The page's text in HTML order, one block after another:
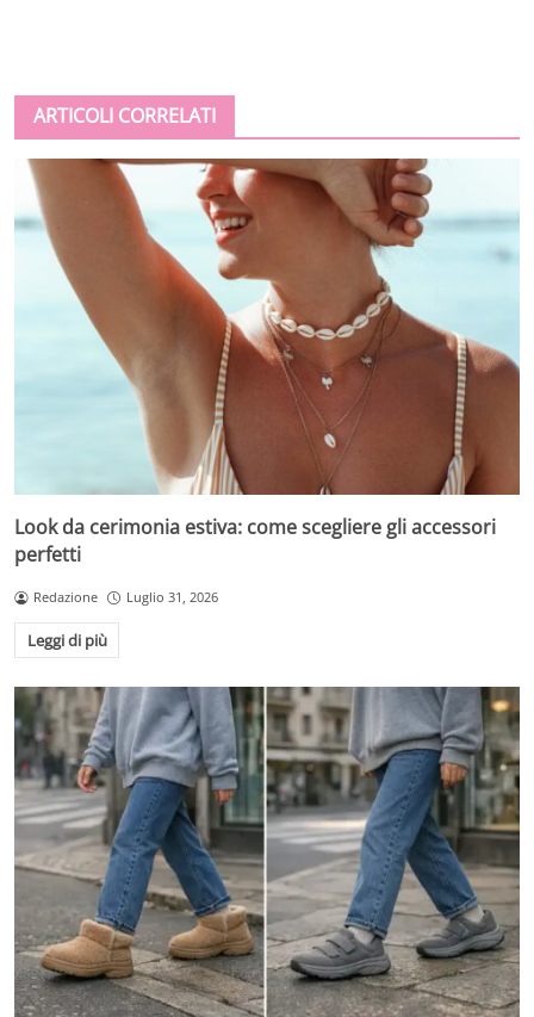
ARTICOLI CORRELATI
Look da cerimonia estiva: come scegliere gli accessori
perfetti
Redazione Luglio 31, 2026
Leggi di più